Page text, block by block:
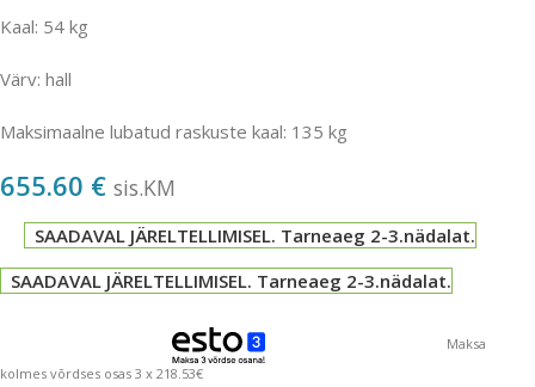
Kaal: 54 kg
Värv: hall
Maksimaalne lubatud raskuste kaal: 135 kg
655.60 € sis.KM
SAADAVAL JÄRELTELLIMISEL. Tarneaeg 2-3.nädalat.
SAADAVAL JÄRELTELLIMISEL. Tarneaeg 2-3.nädalat.
Maksa
kolmes võrdses osas 3 x 218.53€